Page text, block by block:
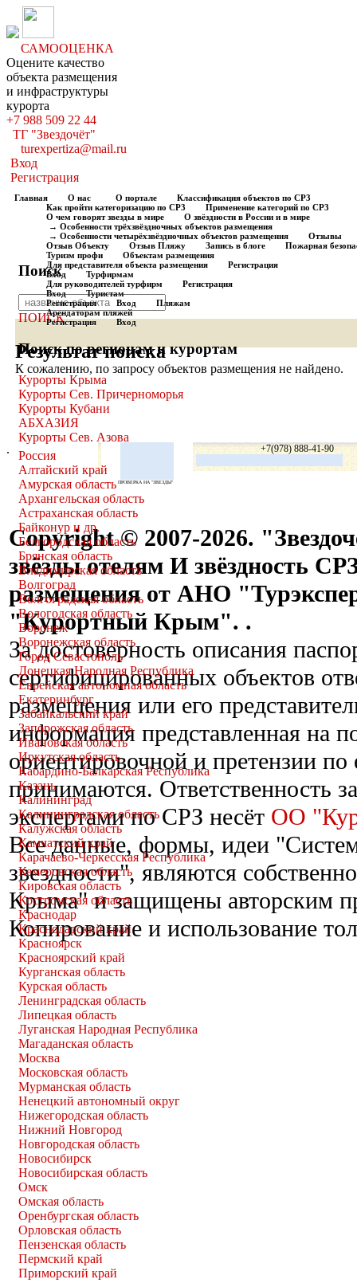
САМООЦЕНКА
Оцените качество
объекта размещения
и инфраструктуры
курорта
+7 988 509 22 44
ТГ "Звездочёт"
turexpertiza@mail.ru
Вход
Регистрация
Главная О нас О портале
Классификация объектов по СР3
Как пройти категоризацию по СР3
Применение категорий по СР3
О чем говорят звезды в мире
О звёздности в России и в мире
→ Особенности трёхзвёздночных объектов размещения
→ Особенности четырёхзвёздночных объектов размещения
Отзывы
Отзыв Объекту
Отзыв Пляжу Запись в блоге
Пожарная
Туризм профи
Объектам размещения
Для представителя объекта размещения
Регистрация
Вход
Турфирмам
Для руководителей турфирм
Регистрация
Вход
Туристам
Регистрация
Вход
Пляжам
Арендаторам пляжей
Регистрация
Вход
Поиск
ПОИСК
Поиск по регионам и курортам
Курорты Крыма
Курорты Сев. Причерноморья
Курорты Кубани
АБХАЗИЯ
Курорты Сев. Азова
Россия
Алтайский край
Амурская область
Архангельская область
Астраханская область
Байконур и др.
Белгородская область
Брянская область
Владимирская область
Волгоград
Волгоградская область
Вологодская область
Воронеж
Воронежская область
Город Севастополь
Донецкая Народная Республика
Еврейская автономная область
Екатеринбург
Забайкальский край
Запорожская область
Ивановская область
Иркутская область
Кабардино-Балкарская Республика
Казань
Калининград
Калининградская область
Калужская область
Камчатский край
Карачаево-Черкесская Республика
Кемеровская область
Кировская область
Костромская область
Краснодар
Краснодарский край
Красноярск
Красноярский край
Курганская область
Курская область
Ленинградская область
Липецкая область
Луганская Народная Республика
Магаданская область
Москва
Московская область
Мурманская область
Ненецкий автономный округ
Нижегородская область
Нижний Новгород
Новгородская область
Новосибирск
Новосибирская область
Омск
Омская область
Оренбургская область
Орловская область
Пензенская область
Пермский край
Приморский край
Результат поиска
К сожалению, по запросуобъектов размещения не найдено.
ПРОВЕРКА НА "ЗВЕЗДЫ"
+7(978) 888-41-90
Copyright © 2007-2026.
звёзды отелям И звёздность
размещения от АНО
"Курортный Крым". .
За достоверность описания
сертифицированных объектов
размещения или его
информация представленная на
ориентировочной и претензии по
принимаются. Ответственность
экспертами по СРЗ несёт ОО
Все данные, формы, идеи
звездности", являются
Крыма" и защищены авторским
Копирование и использование